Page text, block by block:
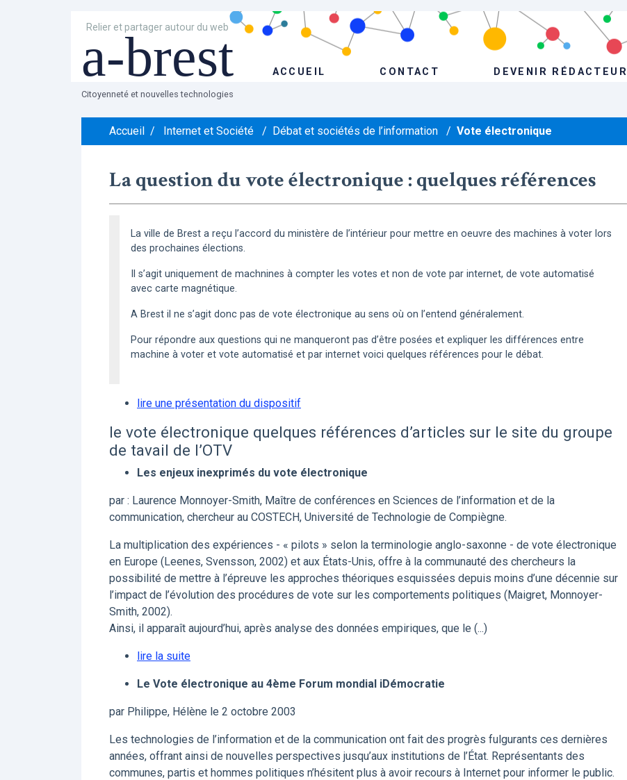
Relier et partager autour du web
a-brest ACCUEIL CONTACT DEVENIR RÉDACTEUR
Citoyenneté et nouvelles technologies
Accueil / Internet et Société / Débat et sociétés de l’information / Vote électronique
La question du vote électronique : quelques références
La ville de Brest a reçu l’accord du ministère de l’intérieur pour mettre en oeuvre des machines à voter lors
des prochaines élections.
Il s’agit uniquement de machnines à compter les votes et non de vote par internet, de vote automatisé
avec carte magnétique.
A Brest il ne s’agit donc pas de vote électronique au sens où on l’entend généralement.
Pour répondre aux questions qui ne manqueront pas d’être posées et expliquer les différences entre
machine à voter et vote automatisé et par internet voici quelques références pour le débat.
lire une présentation du dispositif
le vote électronique quelques références d’articles sur le site du groupe
de tavail de l’OTV
Les enjeux inexprimés du vote électronique
par : Laurence Monnoyer-Smith, Maître de conférences en Sciences de l’information et de la
communication, chercheur au COSTECH, Université de Technologie de Compiègne.
La multiplication des expériences - « pilots » selon la terminologie anglo-saxonne - de vote électronique
en Europe (Leenes, Svensson, 2002) et aux États-Unis, offre à la communauté des chercheurs la
possibilité de mettre à l’épreuve les approches théoriques esquissées depuis moins d’une décennie sur
l’impact de l’évolution des procédures de vote sur les comportements politiques (Maigret, Monnoyer-
Smith, 2002).
Ainsi, il apparaît aujourd’hui, après analyse des données empiriques, que le (...)
lire la suite
Le Vote électronique au 4ème Forum mondial iDémocratie
par Philippe, Hélène le 2 octobre 2003
Les technologies de l’information et de la communication ont fait des progrès fulgurants ces dernières
années, offrant ainsi de nouvelles perspectives jusqu’aux institutions de l’État. Représentants des
communes, partis et hommes politiques n’hésitent plus à avoir recours à Internet pour informer le public.